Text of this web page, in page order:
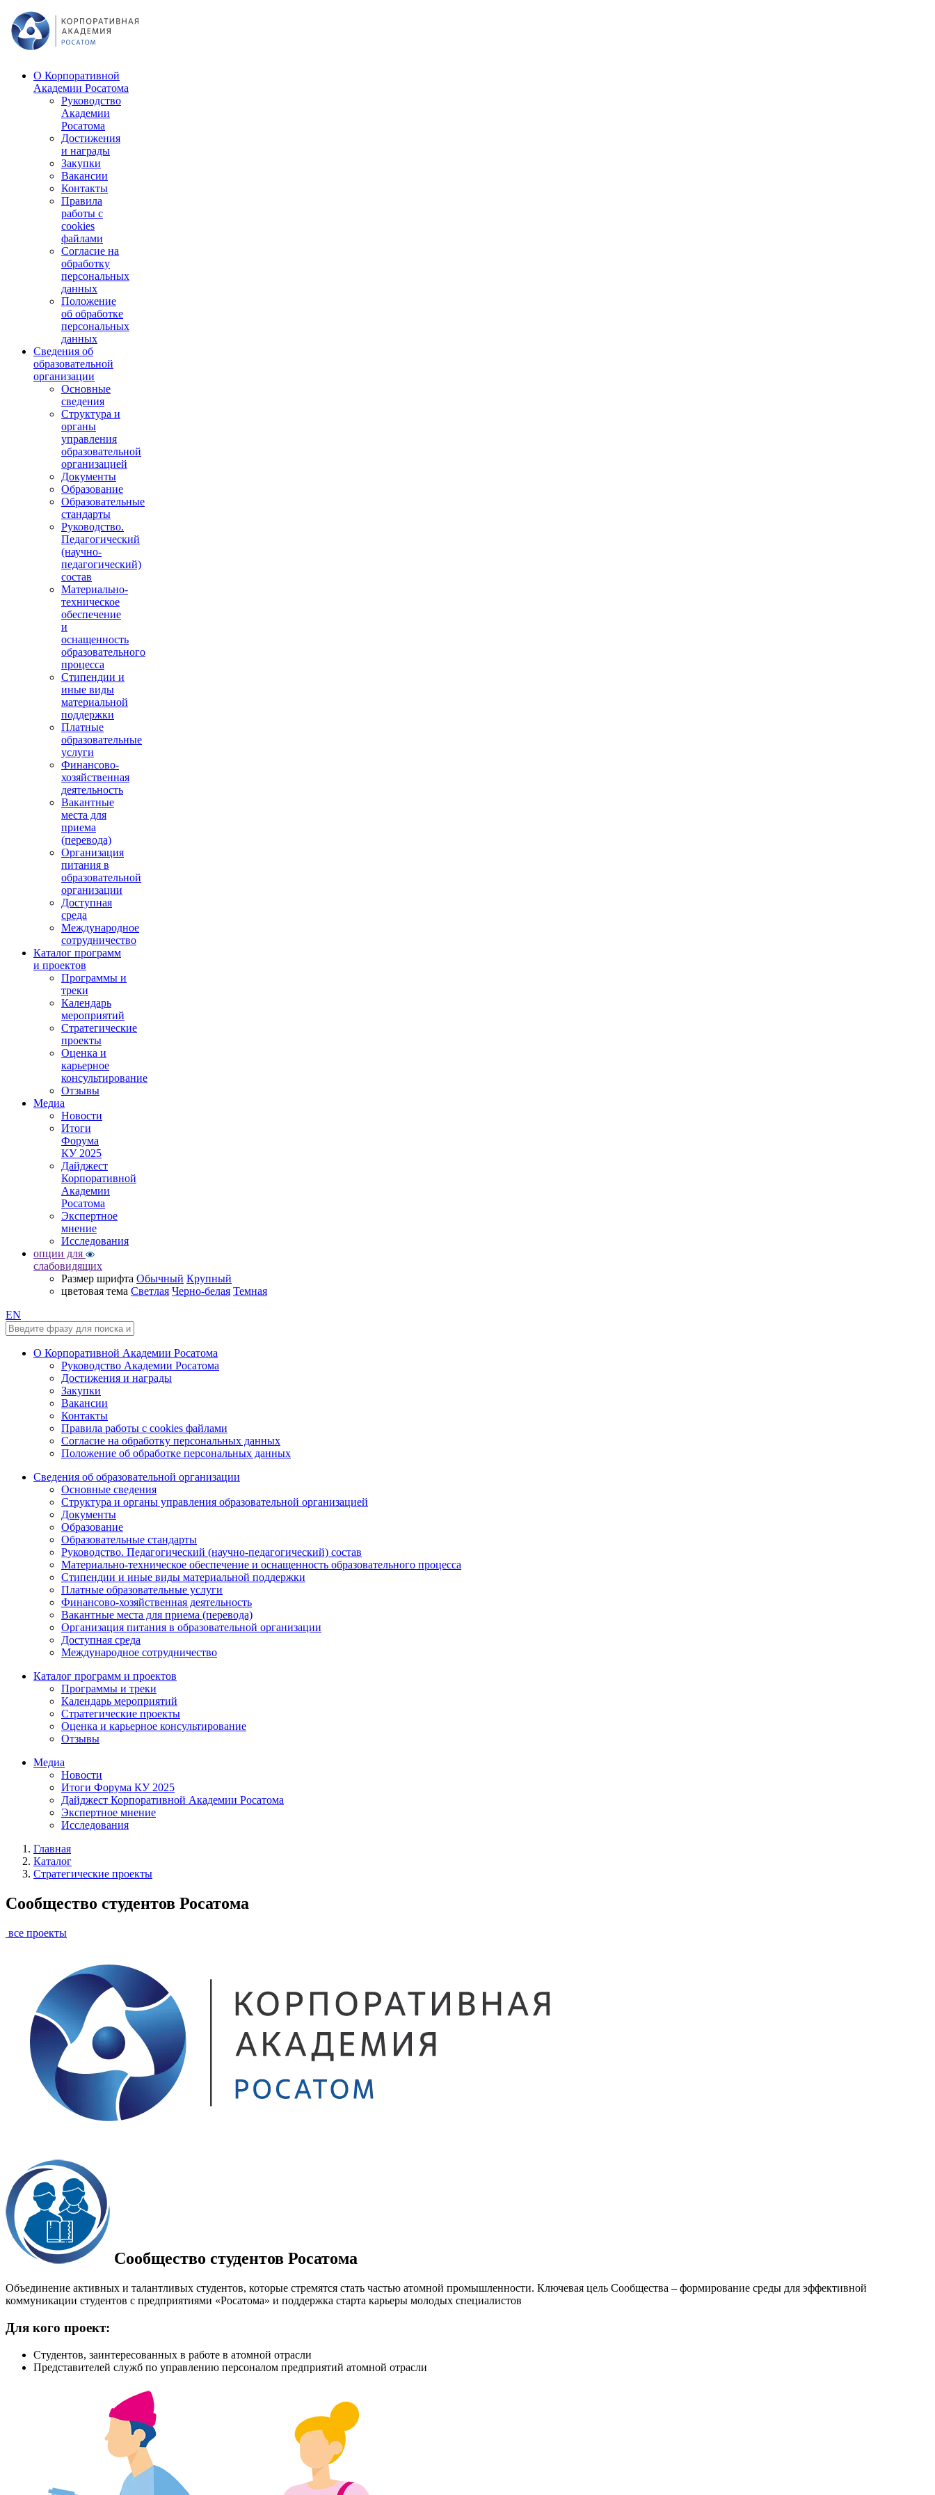
О Корпоративной
Академии Росатома
Руководство
Академии
Росатома
Достижения
и награды
Закупки
Вакансии
Контакты
Правила
работы с
cookies
файлами
Согласие на
обработку
персональных
данных
Положение
об обработке
персональных
данных
Сведения об
образовательной
организации
Основные
сведения
Структура и
органы
управления
образовательной
организацией
Документы
Образование
Образовательные
стандарты
Руководство.
Педагогический
(научно-
педагогический)
состав
Материально-
техническое
обеспечение
и
оснащенность
образовательного
процесса
Стипендии и
иные виды
материальной
поддержки
Платные
образовательные
услуги
Финансово-
хозяйственная
деятельность
Вакантные
места для
приема
(перевода)
Организация
питания в
образовательной
организации
Доступная
среда
Международное
сотрудничество
Каталог программ
и проектов
Программы и
треки
Календарь
мероприятий
Стратегические
проекты
Оценка и
карьерное
консультирование
Отзывы
Медиа
Новости
Итоги
Форума
КУ 2025
Дайджест
Корпоративной
Академии
Росатома
Экспертное
мнение
Исследования
опции для
слабовидящих
Размер шрифта Обычный Крупный
цветовая тема Светлая Черно-белая Темная
EN
О Корпоративной Академии Росатома
Руководство Академии Росатома
Достижения и награды
Закупки
Вакансии
Контакты
Правила работы с cookies файлами
Согласие на обработку персональных данных
Положение об обработке персональных данных
Сведения об образовательной организации
Основные сведения
Структура и органы управления образовательной организацией
Документы
Образование
Образовательные стандарты
Руководство. Педагогический (научно-педагогический) состав
Материально-техническое обеспечение и оснащенность образовательного процесса
Стипендии и иные виды материальной поддержки
Платные образовательные услуги
Финансово-хозяйственная деятельность
Вакантные места для приема (перевода)
Организация питания в образовательной организации
Доступная среда
Международное сотрудничество
Каталог программ и проектов
Программы и треки
Календарь мероприятий
Стратегические проекты
Оценка и карьерное консультирование
Отзывы
Медиа
Новости
Итоги Форума КУ 2025
Дайджест Корпоративной Академии Росатома
Экспертное мнение
Исследования
Главная
Каталог
Стратегические проекты
Сообщество студентов Росатома
все проекты
Сообщество студентов Росатома
Объединение активных и талантливых студентов, которые стремятся стать частью атомной промышленности. Ключевая цель Сообщества – формирование среды для эффективной
коммуникации студентов с предприятиями «Росатома» и поддержка старта карьеры молодых специалистов
Для кого проект:
Студентов, заинтересованных в работе в атомной отрасли
Представителей служб по управлению персоналом предприятий атомной отрасли